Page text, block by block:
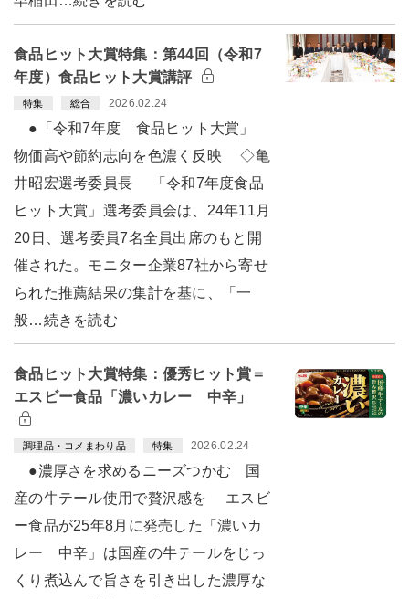
食品ヒット大賞特集：第44回（令和7
年度）食品ヒット大賞講評
特集 総合 2026.02.24
●「令和7年度 食品ヒット大賞」
物価高や節約志向を色濃く反映 ◇亀
井昭宏選考委員長 「令和7年度食品
ヒット大賞」選考委員会は、24年11月
20日、選考委員7名全員出席のもと開
催された。モニター企業87社から寄せ
られた推薦結果の集計を基に、「一
般…続きを読む
食品ヒット大賞特集：優秀ヒット賞＝
エスビー食品「濃いカレー 中辛」
調理品・コメまわり品 特集 2026.02.24
●濃厚さを求めるニーズつかむ 国
産の牛テール使用で贅沢感を エスビ
ー食品が25年8月に発売した「濃いカ
レー 中辛」は国産の牛テールをじっ
くり煮込んで旨さを引き出した濃厚な